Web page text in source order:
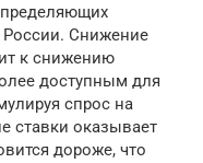
России. Снижение
к снижению
доступным для
спрос на
ставки оказывает
дороже, что